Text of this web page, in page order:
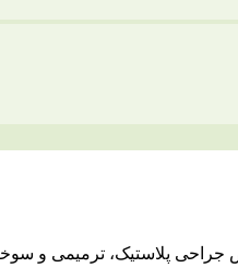
پلاستیک، ترمیمی و